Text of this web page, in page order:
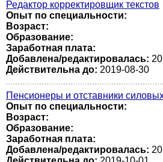
Редактор корректировщик текстов
Опыт по специальности:
Возраст:
Образование:
Заработная плата:
Добавлена/редактировалась:
Действительна до: 2019-08-30
Пенсионеры и отставники силовых
Опыт по специальности:
Возраст:
Образование:
Заработная плата:
Добавлена/редактировалась: